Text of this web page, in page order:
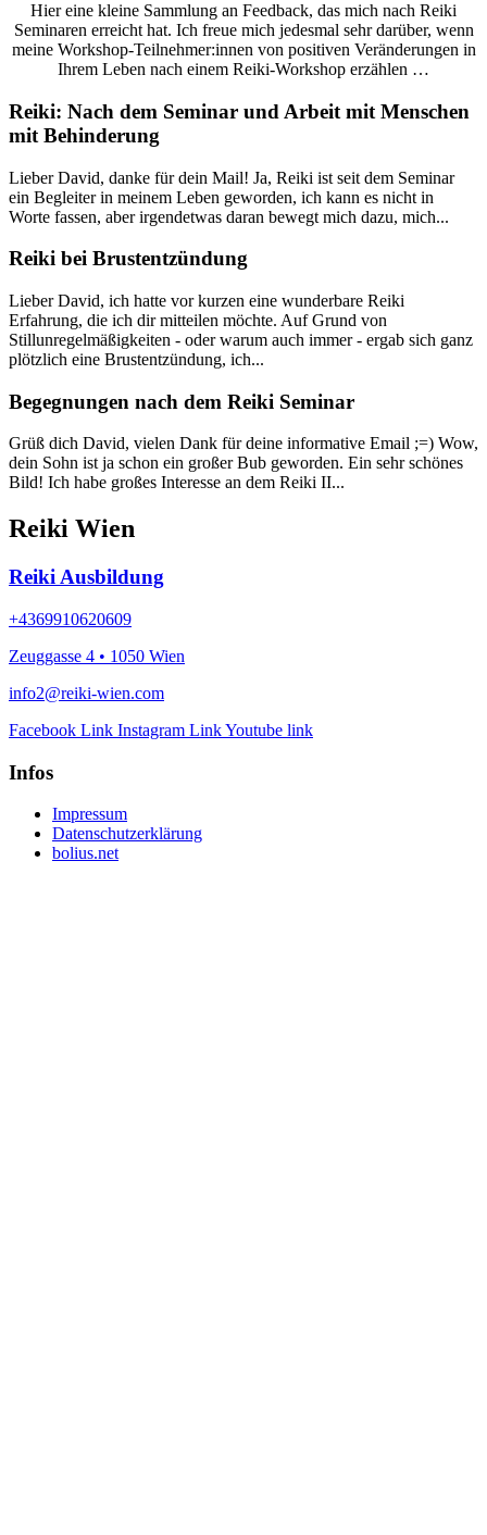
Hier eine kleine Sammlung an Feedback, das mich nach Reiki
Seminaren erreicht hat. Ich freue mich jedesmal sehr darüber, wenn
meine Workshop-Teilnehmer:innen von positiven Veränderungen in
Ihrem Leben nach einem Reiki-Workshop erzählen …
Reiki: Nach dem Seminar und Arbeit mit Menschen
mit Behinderung
Lieber David, danke für dein Mail! Ja, Reiki ist seit dem Seminar
ein Begleiter in meinem Leben geworden, ich kann es nicht in
Worte fassen, aber irgendetwas daran bewegt mich dazu, mich...
Reiki bei Brustentzündung
Lieber David, ich hatte vor kurzen eine wunderbare Reiki
Erfahrung, die ich dir mitteilen möchte. Auf Grund von
Stillunregelmäßigkeiten - oder warum auch immer - ergab sich ganz
plötzlich eine Brustentzündung, ich...
Begegnungen nach dem Reiki Seminar
Grüß dich David, vielen Dank für deine informative Email ;=) Wow,
dein Sohn ist ja schon ein großer Bub geworden. Ein sehr schönes
Bild! Ich habe großes Interesse an dem Reiki II...
Reiki Wien
Reiki Ausbildung
+4369910620609
Zeuggasse 4 • 1050 Wien
info2@reiki-wien.com
Facebook Link Instagram LinkYoutube link
Infos
Impressum
Datenschutzerklärung
bolius.net